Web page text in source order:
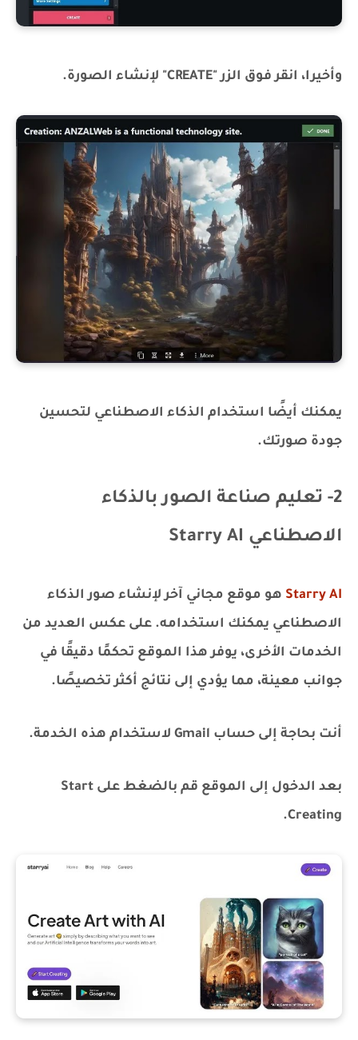
وأخيرا، انقر فوق الزر "CREATE" لإنشاء الصورة.
يمكنك أيضًا استخدام الذكاء الاصطناعي لتحسين
جودة صورتك.
2- تعليم صناعة الصور بالذكاء
الاصطناعي Starry AI
Starry AI هو موقع مجاني آخر لإنشاء صور الذكاء
الاصطناعي يمكنك استخدامه. على عكس العديد من
الخدمات الأخرى، يوفر هذا الموقع تحكمًا دقيقًا في
جوانب معينة، مما يؤدي إلى نتائج أكثر تخصيصًا.
أنت بحاجة إلى حساب Gmail لاستخدام هذه الخدمة.
بعد الدخول إلى الموقع قم بالضغط على Start
Creating.